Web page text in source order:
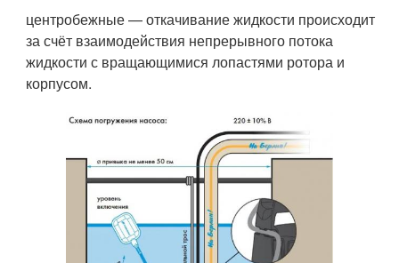
центробежные — откачивание жидкости происходит
за счёт взаимодействия непрерывного потока
жидкости с вращающимися лопастями ротора и
корпусом.